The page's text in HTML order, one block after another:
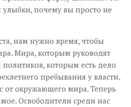
улыбки, почему вы просто не
нам нужно время, чтобы
Мира, которым руководят
которым есть дело
пребывания у власти.
от окружающего мира. Теперь
Освободители среди нас